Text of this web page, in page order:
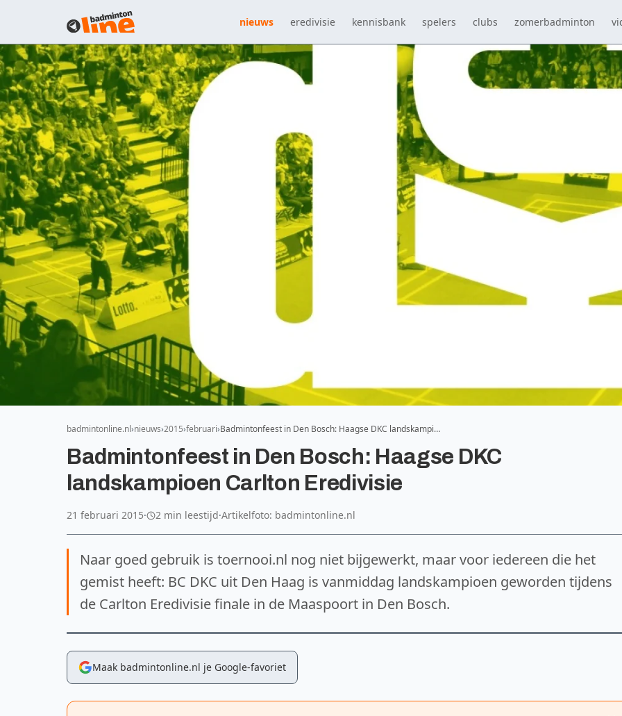
nieuws eredivisie kennisbank spelers clubs zomerbadminton
badmintonline.nl nieuws 2015 februari Badmintonfeest in Den Bosch: Haagse DKC landskampi…
Badmintonfeest in Den Bosch: Haagse DKC
landskampioen Carlton Eredivisie
21 februari 2015· 2 min leestijd·Artikelfoto: badmintonline.nl
Naar goed gebruik is toernooi.nl nog niet bijgewerkt, maar voor iedereen die het
gemist heeft: BC DKC uit Den Haag is vanmiddag landskampioen geworden tijdens
de Carlton Eredivisie finale in de Maaspoort in Den Bosch.
Maak badmintonline.nl je Google-favoriet